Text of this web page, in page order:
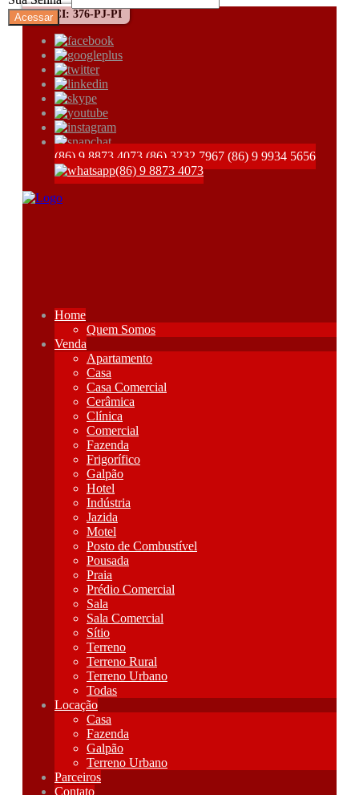
CRECI: 376-PJ-PI
(86) 9 8873 4073 (86) 3232 7967 (86) 9 9934 5656
(86) 9 8873 4073
Home
Quem Somos
Venda
Apartamento
Casa
Casa Comercial
Cerâmica
Clínica
Comercial
Fazenda
Frigorífico
Galpão
Hotel
Indústria
Jazida
Motel
Posto de Combustível
Pousada
Praia
Prédio Comercial
Sala
Sala Comercial
Sítio
Terreno
Terreno Rural
Terreno Urbano
Todas
Locação
Casa
Fazenda
Galpão
Terreno Urbano
Parceiros
Contato